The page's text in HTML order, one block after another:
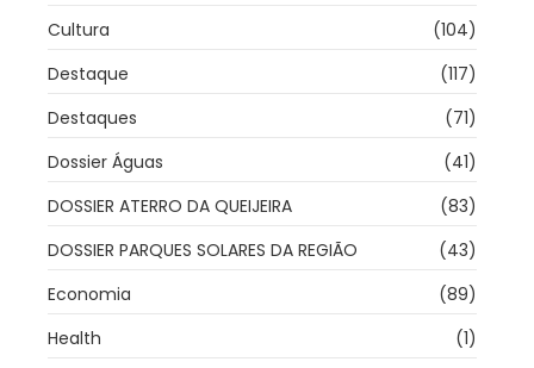
Cultura
(104)
Destaque
(117)
Destaques
(71)
Dossier Águas
(41)
DOSSIER ATERRO DA QUEIJEIRA
(83)
DOSSIER PARQUES SOLARES DA REGIÃO
(43)
Economia
(89)
Health
(1)